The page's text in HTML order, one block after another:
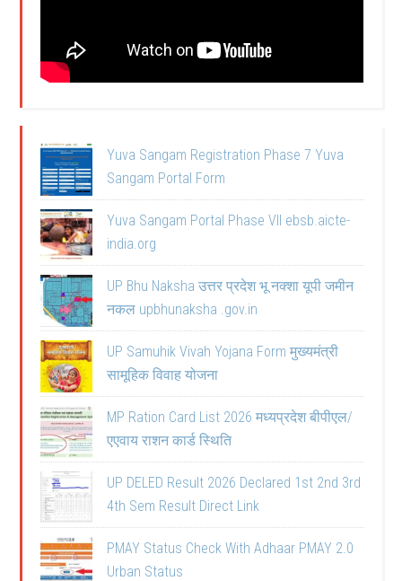
Yuva Sangam Registration Phase 7 Yuva
Sangam Portal Form
Yuva Sangam Portal Phase VII ebsb.aicte-
india.org
UP Bhu Naksha उत्तर प्रदेश भू नक्शा यूपी जमीन
नकल upbhunaksha .gov.in
UP Samuhik Vivah Yojana Form मुख्यमंत्री
सामूहिक विवाह योजना
MP Ration Card List 2026 मध्यप्रदेश बीपीएल/
एएवाय राशन कार्ड स्थिति
UP DELED Result 2026 Declared 1st 2nd 3rd
4th Sem Result Direct Link
PMAY Status Check With Adhaar PMAY 2.0
Urban Status